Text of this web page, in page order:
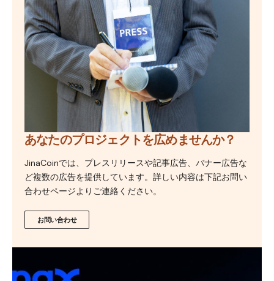
あなたのプロジェクトを広めませんか？
JinaCoinでは、プレスリリースや記事広告、バナー広告な
ど複数の広告を提供しています。詳しい内容は下記お問い
合わせページよりご連絡ください。
お問い合わせ